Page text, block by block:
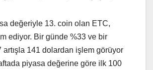
değeriyle 13. coin olan ETC,
ediyor. Bir günde %33 ve bir
artışla 141 dolardan işlem görüyor
piyasa değerine göre ilk 100